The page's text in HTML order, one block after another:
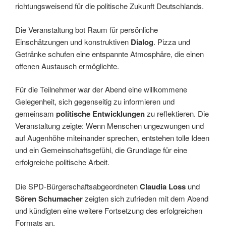
richtungsweisend für die politische Zukunft Deutschlands.
Die Veranstaltung bot Raum für persönliche
Einschätzungen und konstruktiven Dialog. Pizza und
Getränke schufen eine entspannte Atmosphäre, die einen
offenen Austausch ermöglichte.
Für die Teilnehmer war der Abend eine willkommene
Gelegenheit, sich gegenseitig zu informieren und
gemeinsam politische Entwicklungenzu reflektieren. Die
Veranstaltung zeigte: Wenn Menschen ungezwungen und
auf Augenhöhe miteinander sprechen, entstehen tolle Ideen
und ein Gemeinschaftsgefühl, die Grundlage für eine
erfolgreiche politische Arbeit.
Die SPD-BürgerschaftsabgeordnetenClaudia Loss und
Sören Schumacherzeigten sich zufrieden mit dem Abend
und kündigten eine weitere Fortsetzung des erfolgreichen
Formats an.